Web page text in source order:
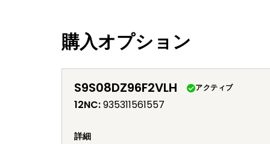
購入オプション
S9S08DZ96F2VLH アクティブ
12NC:935311561557
詳細